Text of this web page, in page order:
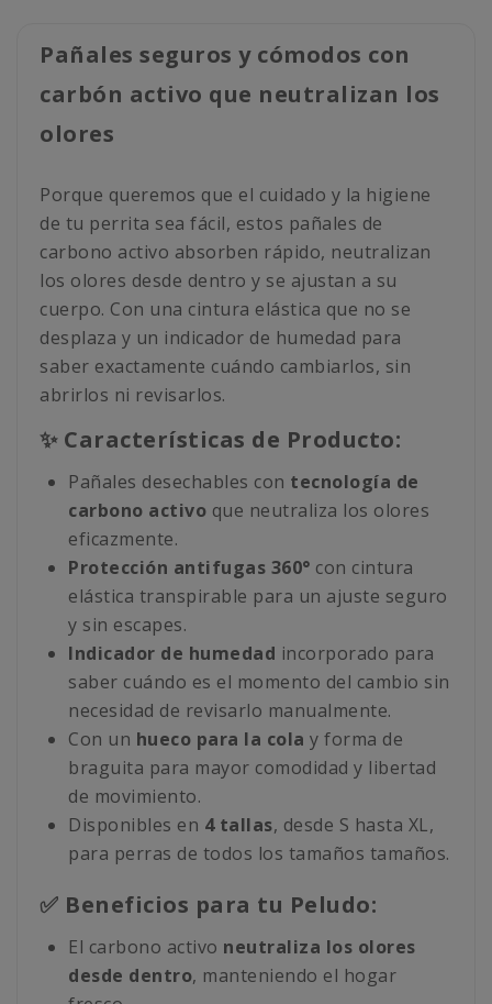
Pañales seguros y cómodos con
carbón activo que neutralizan los
olores
Porque queremos que el cuidado y la higiene
de tu perrita sea fácil, estos pañales de
carbono activo absorben rápido, neutralizan
los olores desde dentro y se ajustan a su
cuerpo. Con una cintura elástica que no se
desplaza y un indicador de humedad para
saber exactamente cuándo cambiarlos, sin
abrirlos ni revisarlos.
✨ Características de Producto:
Pañales desechables con tecnología de
carbono activo que neutraliza los olores
eficazmente.
Protección antifugas 360° con cintura
elástica transpirable para un ajuste seguro
y sin escapes.
Indicador de humedad incorporado para
saber cuándo es el momento del cambio sin
necesidad de revisarlo manualmente.
Con un hueco para la cola y forma de
braguita para mayor comodidad y libertad
de movimiento.
Disponibles en 4 tallas, desde S hasta XL,
para perras de todos los tamaños tamaños.
✅ Beneficios para tu Peludo:
El carbono activo neutraliza los olores
desde dentro, manteniendo el hogar